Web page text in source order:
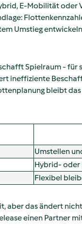
E‑Mobilität
Umstieg
Spielraum -
ineffiziente
bleibt
Umstellen
Hybrid- oder
Flexibel
aber das ändert
einen Partner